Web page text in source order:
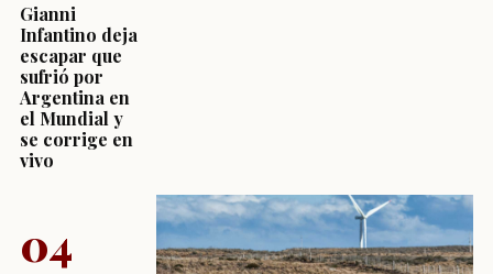
Gianni
Infantino deja
escapar que
sufrió por
Argentina en
el Mundial y
se corrige en
vivo
04